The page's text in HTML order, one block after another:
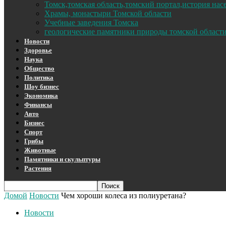
Томск,томская область,томский портал,история
Храмы, монастыри Томской области
Учебные заведения Томска
геологические памятники природы томской области
Новости
Здоровье
Наука
Общество
Политика
Шоу бизнес
Экономика
Финансы
Авто
Бизнес
Спорт
Грибы
Животные
Памятники и скульптуры
Растения
Домой Новости Чем хороши колеса из полиуретана?
Новости